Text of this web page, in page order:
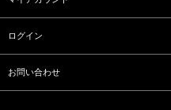
ログイン
お問い合わせ